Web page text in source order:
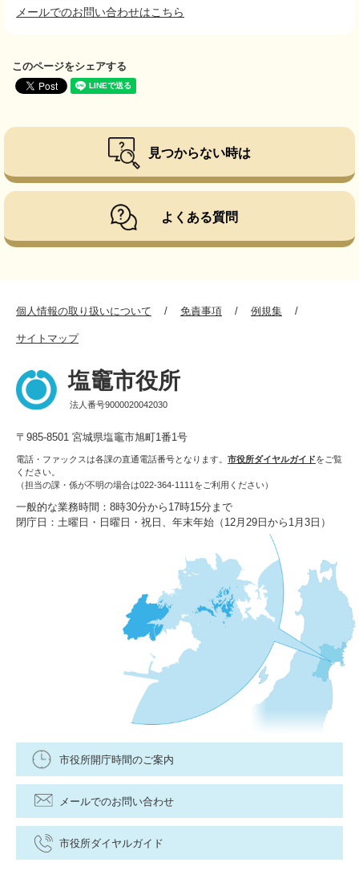
メールでのお問い合わせはこちら
このページをシェアする
見つからない時は
よくある質問
個人情報の取り扱いについて 免責事項 例規集
サイトマップ
塩竈市役所
法人番号9000020042030
〒985-8501 宮城県塩竈市旭町1番1号
電話・ファックスは各課の直通電話番号となります。 市役所ダイヤルガイドをご覧
ください。
（担当の課・係が不明の場合は022-364-1111をご利用ください）
一般的な業務時間：8時30分から17時15分まで
閉庁日：土曜日・日曜日・祝日、年末年始（12月29日から1月3日）
市役所開庁時間のご案内
メールでのお問い合わせ
市役所ダイヤルガイド